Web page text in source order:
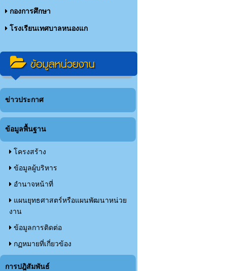
กองการศึกษา
โรงเรียนเทศบาลหนองแก
ข้อมูลหน่วยงาน
ข่าวประกาศ
ข้อมูลพื้นฐาน
โครงสร้าง
ข้อมูลผู้บริหาร
อำนาจหน้าที่
แผนยุทธศาสตร์หรือแผนพัฒนาหน่วย
งาน
ข้อมูลการติดต่อ
กฏหมายที่เกี่ยวข้อง
การปฎิสัมพันธ์